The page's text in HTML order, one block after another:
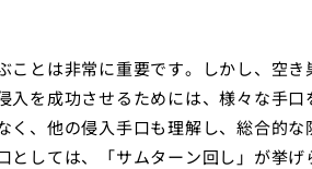
とは非常に重要です。しかし、空
を成功させるためには、様々な手口
、他の侵入手口も理解し、総合的な
しては、「サムターン回し」が挙げ